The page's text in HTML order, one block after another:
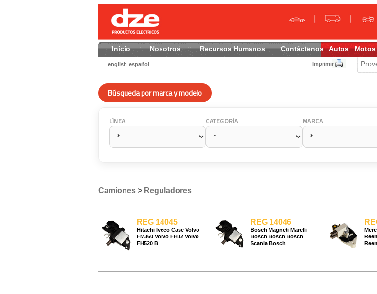
Inicio Nosotros Recursos Humanos Contáctenos Autos Motos
english español Imprimir
Búsqueda por marca y modelo
LÍNEA CATEGORÍA MARCA
Camiones> Reguladores
REG 14045
Hitachi Iveco Case Volvo
FM360 Volvo FH12 Volvo
FH520 B
REG 14046
Bosch Magneti Marelli
Bosch Bosch Bosch
Scania Bosch